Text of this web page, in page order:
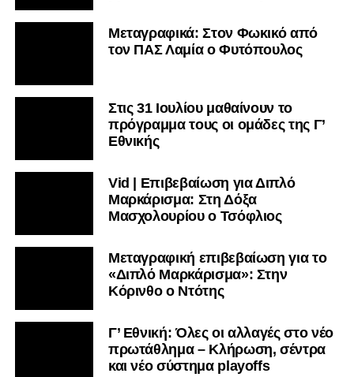
Μεταγραφικά: Στον Φωκικό από
τον ΠΑΣ Λαμία ο Φυτόπουλος
Στις 31 Ιουλίου μαθαίνουν το
πρόγραμμα τους οι ομάδες της Γ’
Εθνικής
Vid | Επιβεβαίωση για Διπλό
Μαρκάρισμα: Στη Δόξα
Μασχολουρίου ο Τσόφλιος
Μεταγραφική επιβεβαίωση για το
«Διπλό Μαρκάρισμα»: Στην
Κόρινθο ο Ντότης
Γ’ Εθνική: Όλες οι αλλαγές στο νέο
πρωτάθλημα – Κλήρωση, σέντρα
και νέο σύστημα playoffs